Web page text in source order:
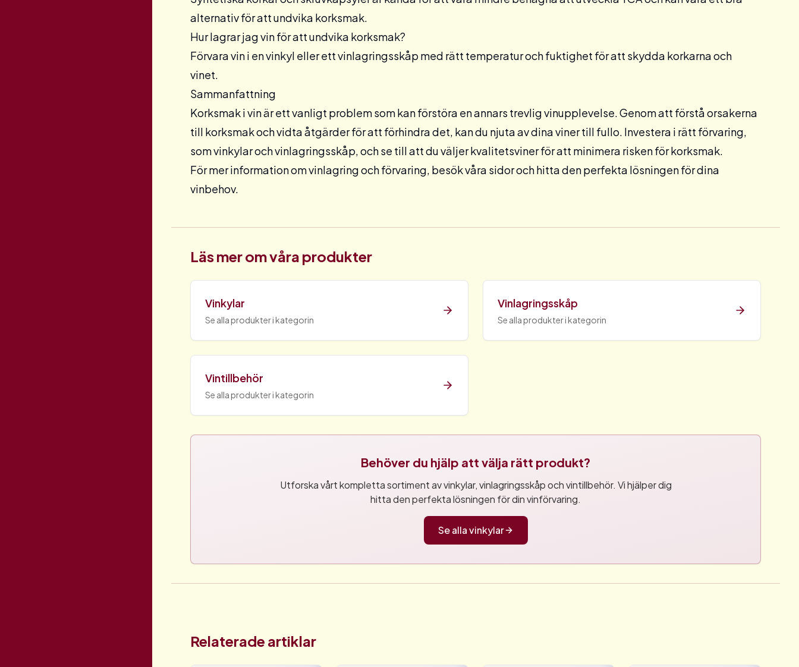
alternativ för att undvika korksmak.
Hur lagrar jag vin för att undvika korksmak?
Förvara vin i envinkyl eller ettvinlagringsskåp med rätt temperatur och fuktighet för att skydda korkarna och
vinet.
Sammanfattning
Korksmak i vin är ett vanligt problem som kan förstöra en annars trevlig vinupplevelse. Genom att förstå orsakerna
till korksmak och vidta åtgärder för att förhindra det, kan du njuta av dina viner till fullo. Investera i rätt förvaring,
somvinkylarochvinlagringsskåp, och se till att du väljer kvalitetsviner för att minimera risken för korksmak.
För mer information om vinlagring och förvaring, besök våra sidor och hitta den perfekta lösningen för dina
vinbehov.
Läs mer om våra produkter
Vinkylar
Se alla produkter i kategorin
Vinlagringsskåp
Se alla produkter i kategorin
Vintillbehör
Se alla produkter i kategorin
Behöver du hjälp att välja rätt produkt?
Utforska vårt kompletta sortiment av vinkylar, vinlagringsskåp och vintillbehör. Vi hjälper dig
hitta den perfekta lösningen för din vinförvaring.
Se alla vinkylar
Relaterade artiklar